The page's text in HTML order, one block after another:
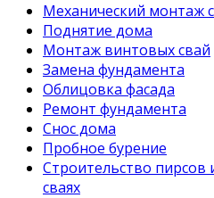
Механический монтаж
Поднятие дома
Монтаж винтовых свай
Замена фундамента
Облицовка фасада
Ремонт фундамента
Снос дома
Пробное бурение
Строительство
сваях